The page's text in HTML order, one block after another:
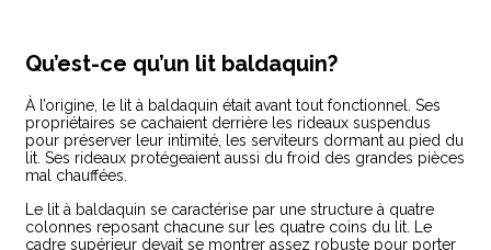
Qu’est-ce qu’un lit baldaquin?
À l’origine, le lit à baldaquin était avant tout fonctionnel. Ses
propriétaires se cachaient derrière les rideaux suspendus
pour préserver leur intimité, les serviteurs dormant au pied du
lit. Ses rideaux protégeaient aussi du froid des grandes pièces
mal chauffées.
Le lit à baldaquin se caractérise par une structure à quatre
colonnes reposant chacune sur les quatre coins du lit. Le
cadre supérieur devait se montrer assez robuste pour porter